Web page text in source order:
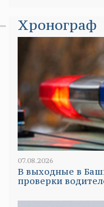
Хронограф
07.08.2026
В выходные в
проверки